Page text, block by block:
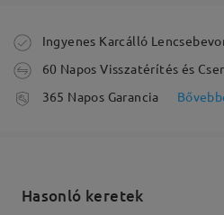
Megrendelés leadva
feldolgozási idő
Ingyenes Karcálló
60 Napos Visszatérítés és
365 Napos Garancia
Hasonló keretek